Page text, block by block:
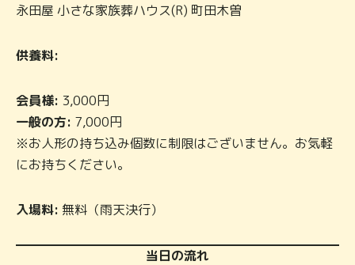
永田屋 小さな家族葬ハウス(R) 町田木曽
供養料:
会員様: 3,000円
一般の方: 7,000円
※お人形の持ち込み個数に制限はございません。お気軽
にお持ちください。
入場料: 無料（雨天決行）
当日の流れ